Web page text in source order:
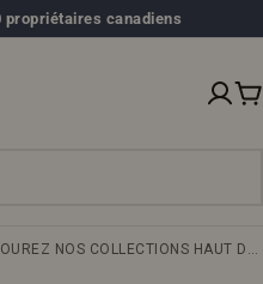
propriétaires canadiens